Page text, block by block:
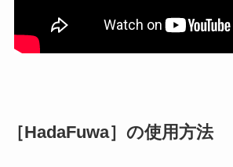
［HadaFuwa］の使用方法